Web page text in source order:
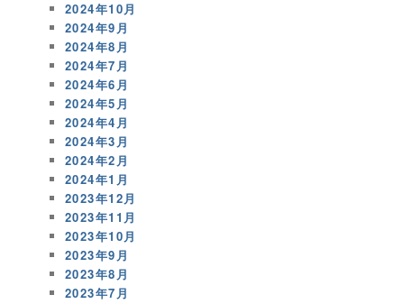
2024年10月
2024年9月
2024年8月
2024年7月
2024年6月
2024年5月
2024年4月
2024年3月
2024年2月
2024年1月
2023年12月
2023年11月
2023年10月
2023年9月
2023年8月
2023年7月